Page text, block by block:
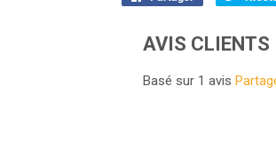
Facebook
AVIS CLIENTS
Basé sur 1 avis